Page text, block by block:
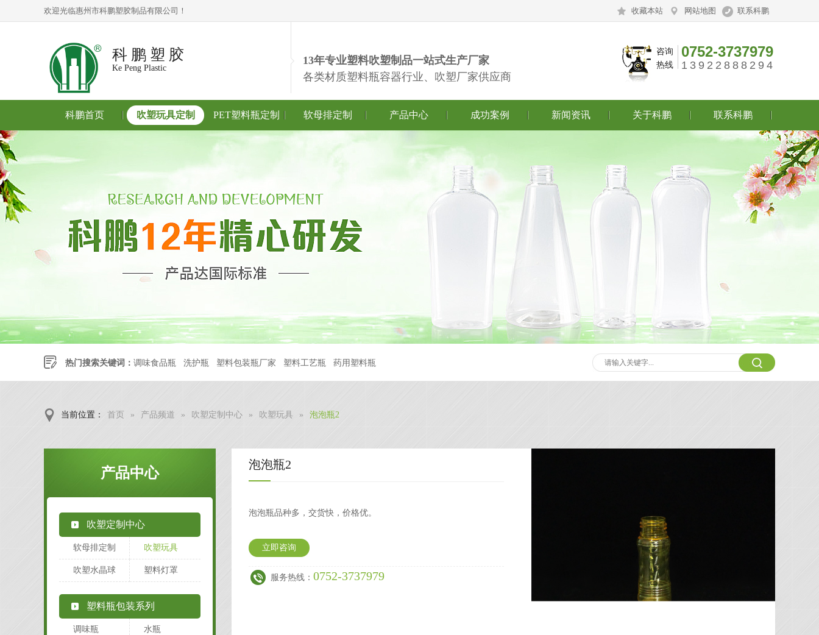
收藏本站 网站地图 联系科鹏
欢迎光临惠州市科鹏塑胶制品有限公司！
咨询
热线
0752-3737979
13922888294
科 鹏 塑 胶
Ke Peng Plastic
13年专业塑料吹塑制品一站式生产厂家
各类材质塑料瓶容器行业、吹塑厂家供应商
科鹏首页 吹塑玩具定制 PET塑料瓶定制 软母排定制 产品中心 成功案例 新闻资讯 关于科鹏 联系科鹏
热门搜索关键词： 调味食品瓶 洗护瓶 塑料包装瓶厂家 塑料工艺瓶 药用塑料瓶
当前位置： 首页 » 产品频道 » 吹塑定制中心 » 吹塑玩具 » 泡泡瓶2
产品中心
吹塑定制中心
软母排定制 吹塑玩具
吹塑水晶球 塑料灯罩
塑料瓶包装系列
调味瓶 水瓶
泡泡瓶2
泡泡瓶品种多，交货快，价格优。
立即咨询
服务热线： 0752-3737979